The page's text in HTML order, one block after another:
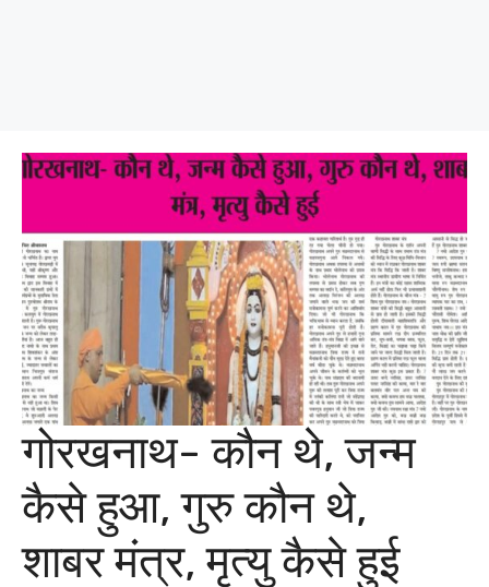
गोरखनाथ- कौन थे, जन्म
कैसे हुआ, गुरु कौन थे,
शाबर मंत्र, मृत्यु कैसे हुई